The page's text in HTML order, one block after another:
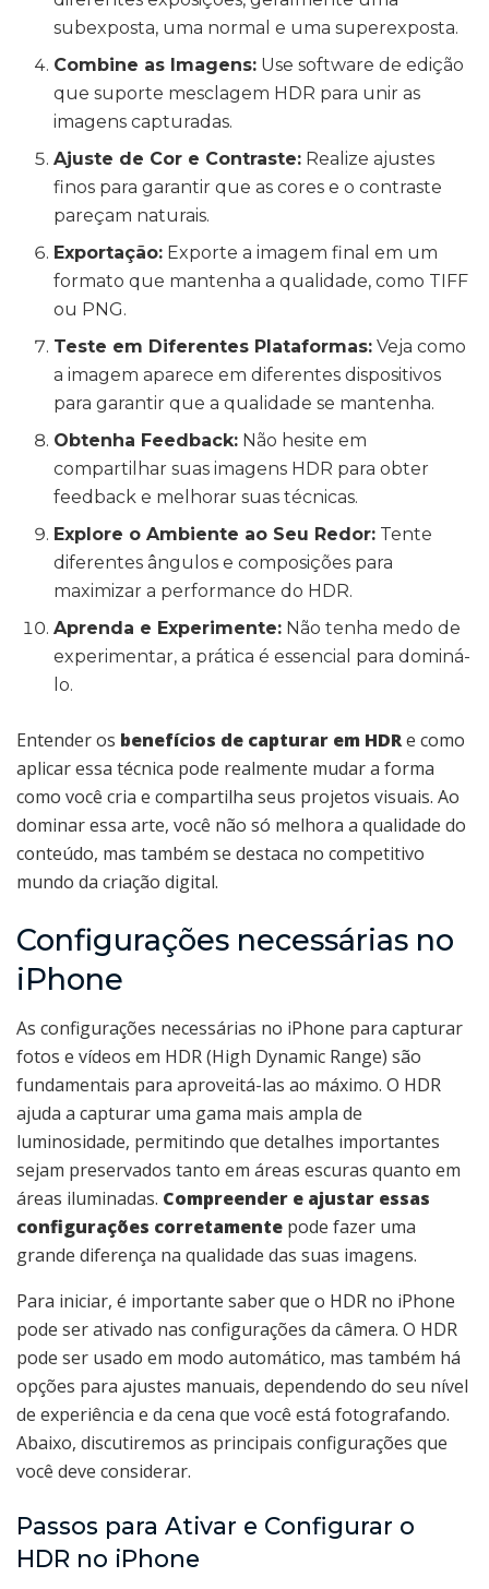
subexposta, uma normal e uma superexposta.
Combine as Imagens: Use software de edição
que suporte mesclagem HDR para unir as
imagens capturadas.
Ajuste de Cor e Contraste: Realize ajustes
finos para garantir que as cores e o contraste
pareçam naturais.
Exportação: Exporte a imagem final em um
formato que mantenha a qualidade, como TIFF
ou PNG.
Teste em Diferentes Plataformas: Veja como
a imagem aparece em diferentes dispositivos
para garantir que a qualidade se mantenha.
Obtenha Feedback: Não hesite em
compartilhar suas imagens HDR para obter
feedback e melhorar suas técnicas.
Explore o Ambiente ao Seu Redor: Tente
diferentes ângulos e composições para
maximizar a performance do HDR.
Aprenda e Experimente: Não tenha medo de
experimentar, a prática é essencial para dominá-
lo.
Entender os benefícios de capturar em HDRe como
aplicar essa técnica pode realmente mudar a forma
como você cria e compartilha seus projetos visuais. Ao
dominar essa arte, você não só melhora a qualidade do
conteúdo, mas também se destaca no competitivo
mundo da criação digital.
Configurações necessárias no
iPhone
As configurações necessárias no iPhone para capturar
fotos e vídeos em HDR (High Dynamic Range) são
fundamentais para aproveitá-las ao máximo. O HDR
ajuda a capturar uma gama mais ampla de
luminosidade, permitindo que detalhes importantes
sejam preservados tanto em áreas escuras quanto em
áreas iluminadas. Compreender e ajustar essas
configurações corretamente pode fazer uma
grande diferença na qualidade das suas imagens.
Para iniciar, é importante saber que o HDR no iPhone
pode ser ativado nas configurações da câmera. O HDR
pode ser usado em modo automático, mas também há
opções para ajustes manuais, dependendo do seu nível
de experiência e da cena que você está fotografando.
Abaixo, discutiremos as principais configurações que
você deve considerar.
Passos para Ativar e Configurar o
HDR no iPhone